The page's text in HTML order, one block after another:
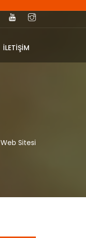
İLETİŞİM
Web Sitesi